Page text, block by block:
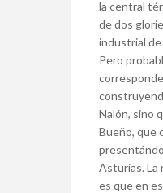
la central
de dos
industrial de
Pero
Nalón, sino
Bueño, que
Asturias. La
es que en